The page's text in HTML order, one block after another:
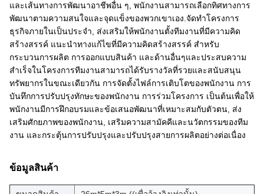
และเส้นทางการพัฒนาอาชีพอื่น ๆ, พนักงานสามารถเลือกทิศทางการ
พัฒนาตามความสนใจและจุดแข็งของพวกเขาเอง.จัดทําโครงการ
ธุรกิจภายในเป็นประจํา, ส่งเสริมให้พนักงานตั้งทีมงานที่มีความคิด
สร้างสรรค์ แนะนําทางแก้ไขที่มีความคิดสร้างสรรค์ สําหรับ
กระบวนการผลิต การออกแบบสินค้า และด้านอื่นๆและประสบความ
สําเร็จในโครงการทีมงานสามารถได้รับรางวัลที่รวยและสนับสนุน
ทรัพยากรในขณะเดียวกัน การจัดตั้งไฟล์การเติบโตของพนักงาน การ
บันทึกการปรับปรุงทักษะของพนักงาน การร่วมโครงการ เป็นต้นเพื่อให้
พนักงานมีการฝึกอบรมและข้อเสนอพัฒนาที่เหมาะสมกับตัวตน, ส่ง
เสริมศักยภาพของพนักงาน, เสริมความสามัคคีและนวัตกรรมของทีม
งาน และกระตุ้นการปรับปรุงและปรับปรุงสายการผลิตอย่างต่อเนื่อง
ข้อมูลสินค้า